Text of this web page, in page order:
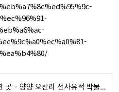
양양 가볼만한 곳 - 양양 오산리 선사유적 박물관 - 라이트원-LIGHT ONE